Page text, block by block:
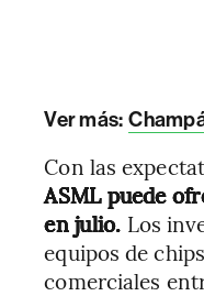
Ver más:
Con las
ASML puede
en julio. Los
equipos de
comerciales